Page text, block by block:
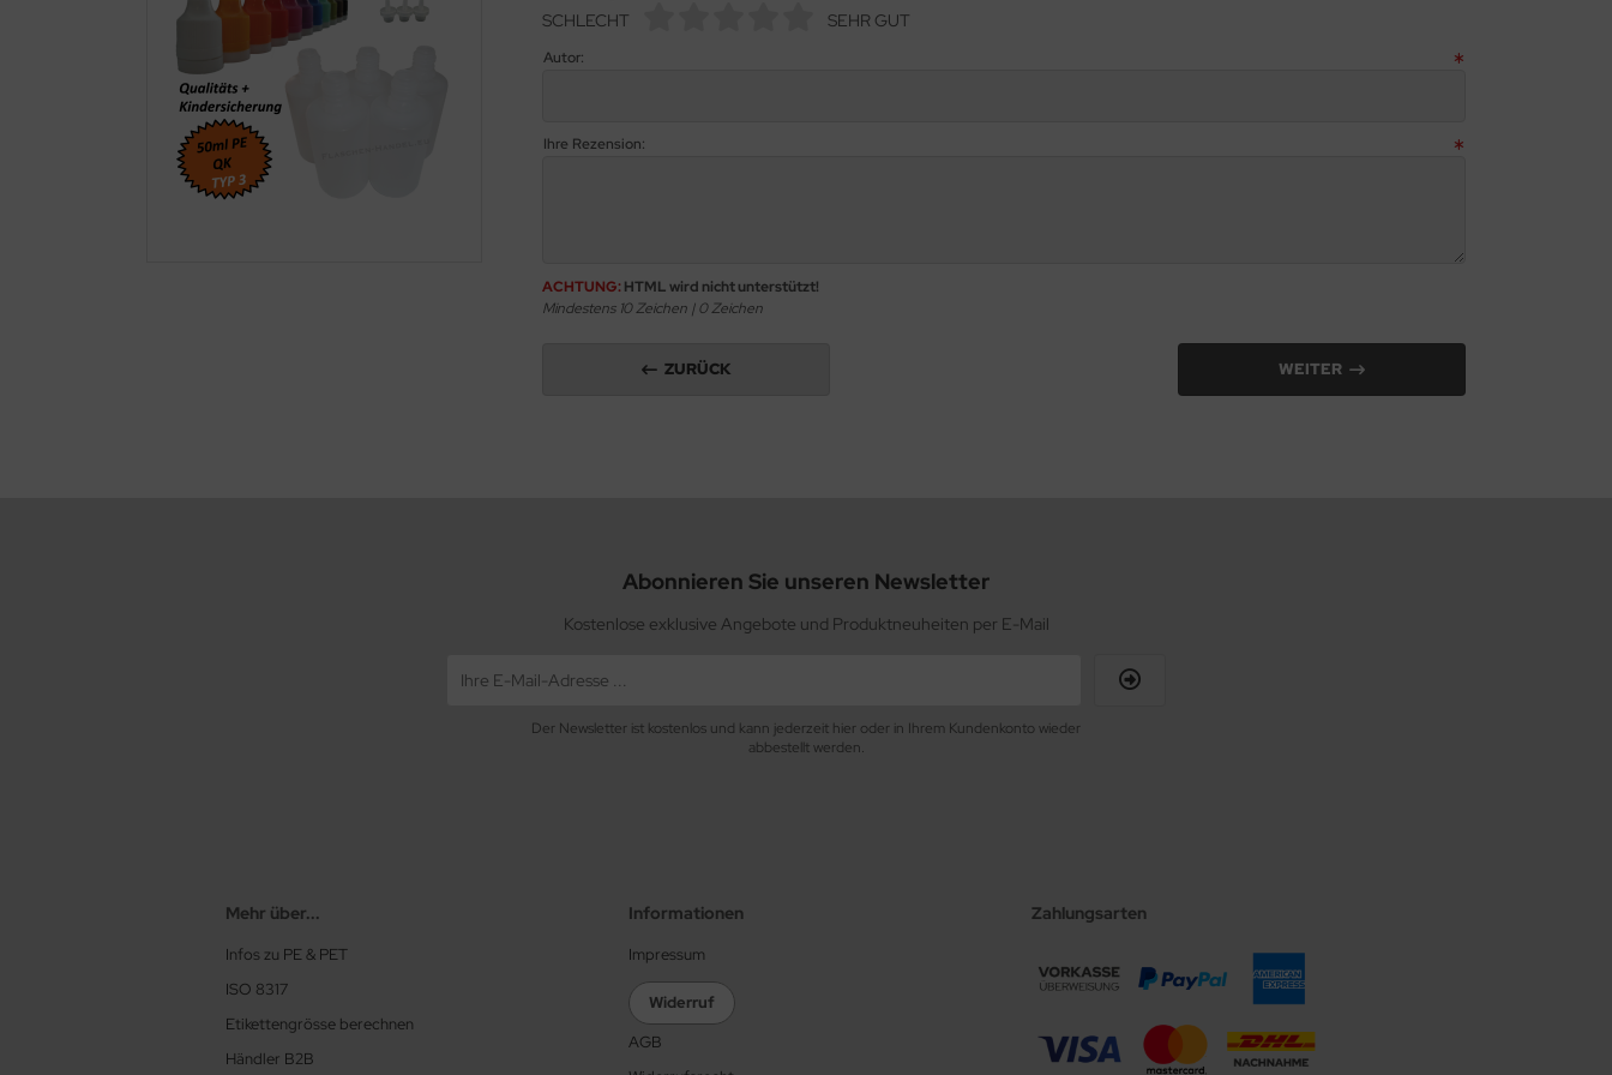
SCHLECHT SEHR GUT
Autor:
Ihre Rezension:
ACHTUNG: HTML wird nicht unterstützt!
Mindestens 10 Zeichen |0Zeichen
ZURÜCK WEITER
Abonnieren Sie unseren Newsletter
Kostenlose exklusive Angebote und Produktneuheiten per E-Mail
Der Newsletter ist kostenlos und kann jederzeit hier oder in Ihrem Kundenkonto wieder
abbestellt werden.
Mehr über...
Infos zu PE & PET
ISO 8317
Etikettengrösse berechnen
Händler B2B
Informationen
Impressum
Widerruf
AGB
Zahlungsarten